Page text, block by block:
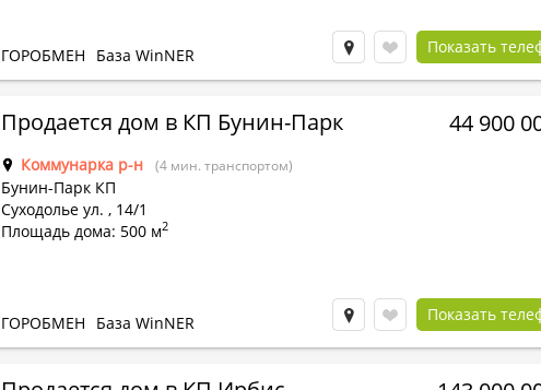
ГОРОБМЕН База WinNER Показать
Продается дом в КП Бунин-Парк
Коммунарка р-н (4 мин. транспортом)
Бунин-Парк КП
Суходолье ул. , 14/1
Площадь дома: 500 м2
44 900
ГОРОБМЕН База WinNER Показать